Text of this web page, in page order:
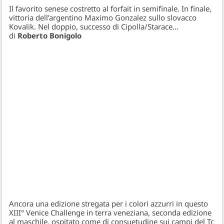
Il favorito senese costretto al forfait in semifinale. In finale,
vittoria dell’argentino Maximo Gonzalez sullo slovacco
Kovalik. Nel doppio, successo di Cipolla/Starace…
di Roberto Bonigolo
Ancora una edizione stregata per i colori azzurri in questo
XIII° Venice Challenge in terra veneziana, seconda edizione
al maschile, ospitato come di consuetudine sui campi del Tc